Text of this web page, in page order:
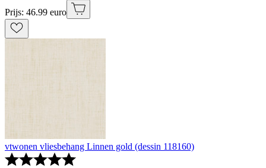
Prijs: 46.99 euro
vtwonen vliesbehang Linnen gold (dessin 118160)